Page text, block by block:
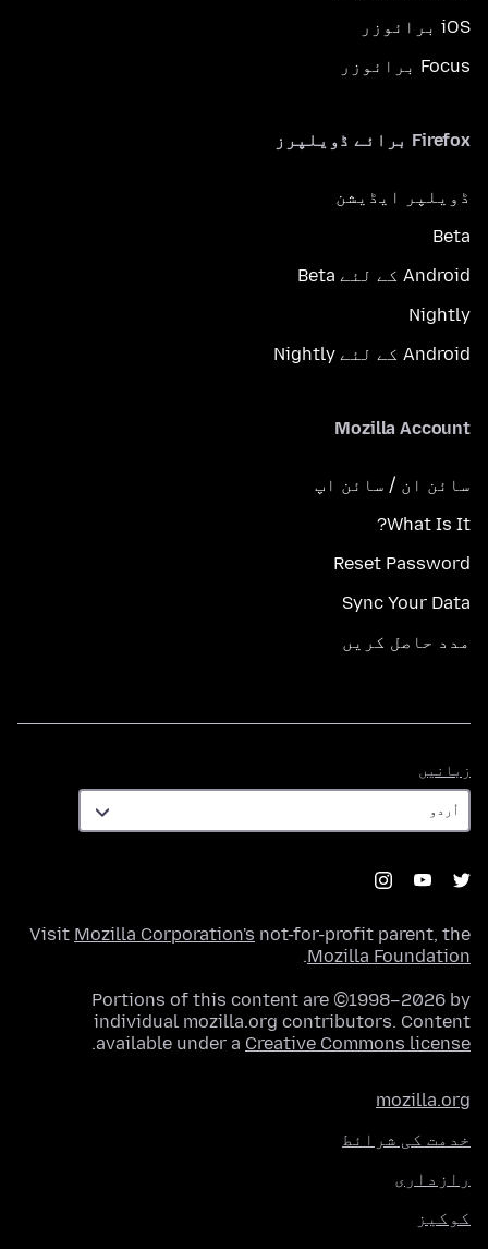
iOS برائوزر
Focus برائوزر
Firefox برائے ڈویلپرز
ڈویلپر ایڈیشن
Beta
Android کے لئے Beta
Nightly
Android کے لئے Nightly
Mozilla Account
سائن ان / سائن اپ
What Is It?
Reset Password
Sync Your Data
مدد حاصل کریں
زبانیں
Visit Mozilla Corporation's not-for-profit parent, the
Mozilla Foundation
.
Portions of this content are ©1998–2026 by
individual mozilla.org contributors. Content
available under a Creative Commons license
.
mozilla.org
خدمت کی شرائط
رازداری
کوکیز